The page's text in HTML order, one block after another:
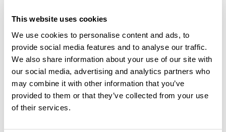
This website uses cookies
We use cookies to personalise content and ads, to
provide social media features and to analyse our traffic.
We also share information about your use of our site with
our social media, advertising and analytics partners who
may combine it with other information that you’ve
provided to them or that they’ve collected from your use
of their services.
Ajouter un avis
Découvrez ce parcours de vélo de 76,6 km à proximité de